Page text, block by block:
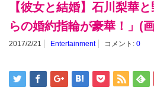
【彼女と結婚】石川梨華
らの婚約指輪が豪華！」(
2017/2/21 Entertainment コメント: 0